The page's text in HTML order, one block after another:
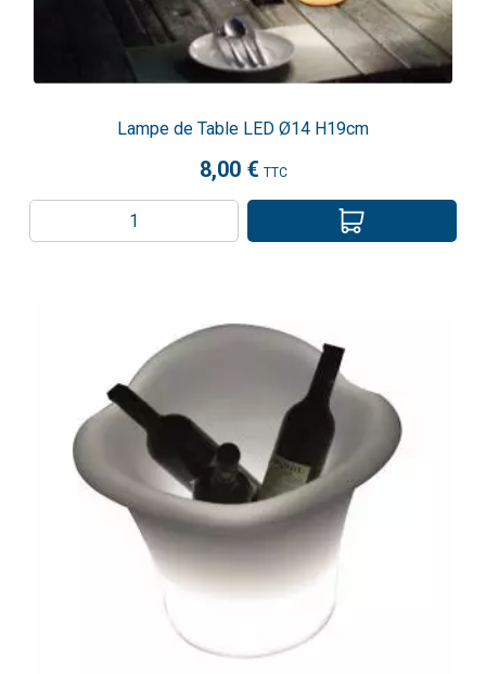
Lampe de Table LED Ø14 H19cm
8,00 € TTC